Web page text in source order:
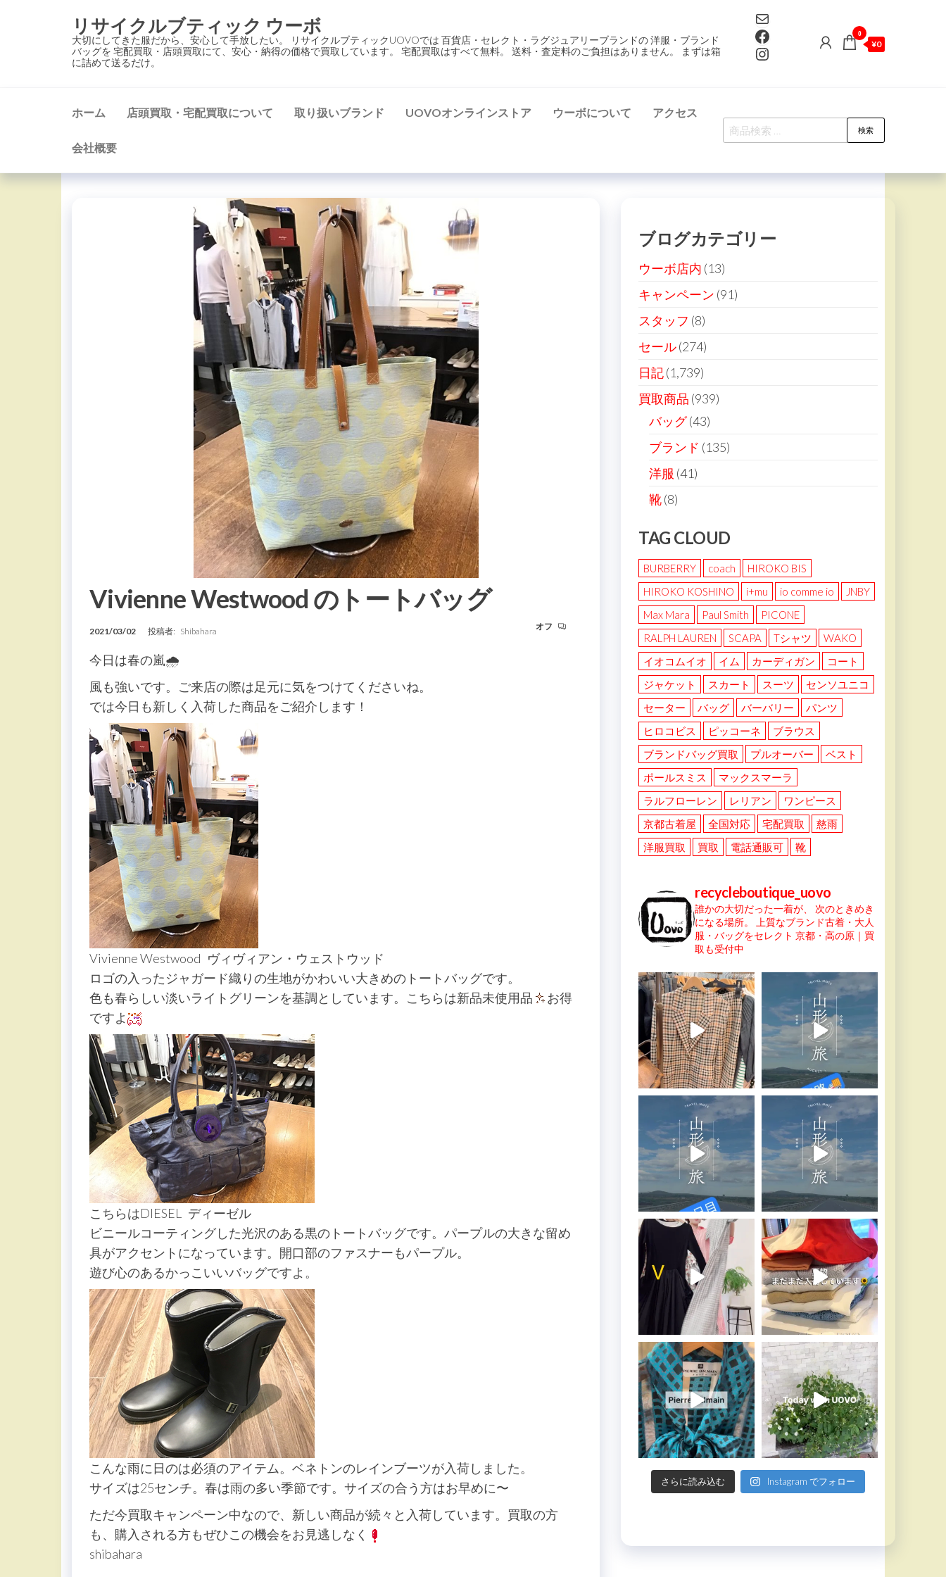
リサイクルブティック ウーボ
大切にしてきた服だから、安心して手放したい。 リサイクルブティックUOVOでは 百貨店・セレクト・ラグジュアリーブランドの 洋服・ブランド
バッグを 宅配買取・店頭買取にて、安心・納得の価格で買取しています。 宅配買取はすべて無料。 送料・査定料のご負担はありません。 まずは箱
に詰めて送るだけ。
Mail
Facebook
Instagram
0
¥0
ホーム 店頭買取・宅配買取について 取り扱いブランド UOVOオンラインストア ウーボについて アクセス
会社概要
検
索
検索
Vivienne Westwood のトートバッグ
2021/03/02 投稿者: Shibahara オフ
今日は春の嵐🌧
風も強いです。ご来店の際は足元に気をつけてくださいね。
では今日も新しく入荷した商品をご紹介します！
Vivienne Westwood ヴィヴィアン・ウェストウッド
ロゴの入ったジャガード織りの生地がかわいい大きめのトートバッグです。
色も春らしい淡いライトグリーンを基調としています。こちらは新品未使用品
お得
ですよ
こちらはDIESEL ディーゼル
ビニールコーティングした光沢のある黒のトートバッグです。パープルの大きな留め
具がアクセントになっています。開口部のファスナーもパープル。
遊び心のあるかっこいいバッグですよ。
こんな雨に日のは必須のアイテム。ベネトンのレインブーツが入荷しました。
サイズは25センチ。春は雨の多い季節です。サイズの合う方はお早めに〜
ただ今買取キャンペーン中なので、新しい商品が続々と入荷しています。買取の方
も、購入される方もぜひこの機会をお見逃しなく
shibahara
ブログカテゴリー
ウーボ店内 (13)
キャンペーン (91)
スタッフ (8)
セール(274)
日記(1,739)
買取商品 (939)
バッグ(43)
ブランド (135)
洋服 (41)
靴(8)
TAG CLOUD
BURBERRY coach
HIROKO BIS
HIROKO KOSHINO
i+mu io comme io
JNBY
Max Mara
Paul Smith
PICONE
RALPH LAUREN
SCAPA Tシャツ
WAKO
イオコムイオ
イム カーディガン
コート
ジャケット
スカート スーツ
センソユニコ
セーター
バッグ バーバリー
パンツ
ヒロコビス
ピッコーネ
ブラウス
ブランドバッグ買取
プルオーバー
ベスト
ポールスミス
マックスマーラ
ラルフローレン
レリアン
ワンピース
京都古着屋
全国対応 宅配買取
慈雨
洋服買取
買取 電話通販可 靴
recycleboutique_uovo
誰かの大切だった一着が、
次のときめき
になる場所。
上質なブランド古着・大人
服・バッグをセレクト 京都・高の原｜買
取も受付中
さらに読み込む Instagram でフォロー